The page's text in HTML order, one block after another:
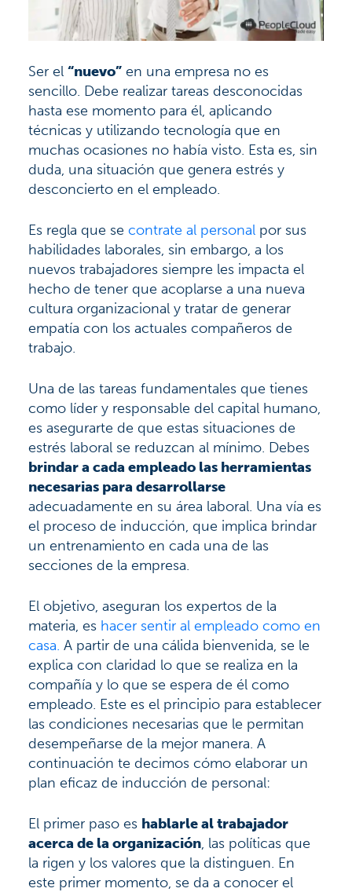
Ser el “nuevo” en una empresa no es
sencillo. Debe realizar tareas desconocidas
hasta ese momento para él, aplicando
técnicas y utilizando tecnología que en
muchas ocasiones no había visto. Esta es, sin
duda, una situación que genera estrés y
desconcierto en el empleado.
Es regla que se contrate al personal por sus
habilidades laborales, sin embargo, a los
nuevos trabajadores siempre les impacta el
hecho de tener que acoplarse a una nueva
cultura organizacional y tratar de generar
empatía con los actuales compañeros de
trabajo.
Una de las tareas fundamentales que tienes
como líder y responsable del capital humano,
es asegurarte de que estas situaciones de
estrés laboral se reduzcan al mínimo. Debes
brindar a cada empleado las herramientas
necesarias para desarrollarse
adecuadamente en su área laboral. Una vía es
el proceso de inducción, que implica brindar
un entrenamiento en cada una de las
secciones de la empresa.
El objetivo, aseguran los expertos de la
materia, es hacer sentir al empleado como en
casa. A partir de una cálida bienvenida, se le
explica con claridad lo que se realiza en la
compañía y lo que se espera de él como
empleado. Este es el principio para establecer
las condiciones necesarias que le permitan
desempeñarse de la mejor manera. A
continuación te decimos cómo elaborar un
plan eficaz de inducción de personal:
El primer paso es hablarle al trabajador
acerca de la organización, las políticas que
la rigen y los valores que la distinguen. En
este primer momento, se da a conocer el